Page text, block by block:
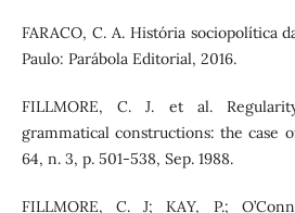
FARACO, C. A. História sociopolítica
Paulo: Parábola Editorial, 2016.
FILLMORE, C. J. et al.
grammatical constructions: the case
64, n. 3, p. 501-538, Sep. 1988.
FILLMORE, C. J; KAY, P.;